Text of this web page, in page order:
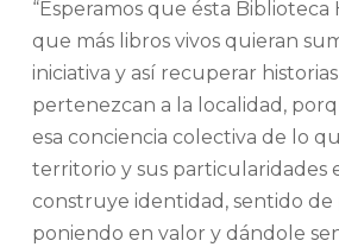
“Esperamos que ésta Biblioteca
que más libros vivos quieran
iniciativa y así recuperar
pertenezcan a la localidad,
esa conciencia colectiva de lo
territorio y sus particularidades
construye identidad, sentido de
poniendo en valor y dándole